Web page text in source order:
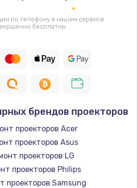
по телефону в нашем сервисе
бесплатны
брендов проекторов
проекторов Acer
проекторов Asus
проекторов LG
проекторов Philips
проекторов Samsung